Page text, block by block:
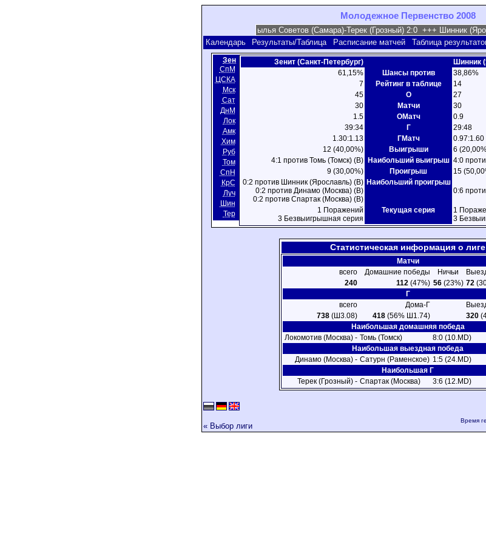
Молодежное Первенство 2008
Календарь Результаты/Таблица Расписание матчей Таблица
Зен
СпМ
ЦСКА
Мск
Сат
ДнМ
Лок
Амк
Хим
Руб
Том
СпН
КрС
Луч
Шин
Тер
Зенит (Санкт-Петербург)
Шинник
61,15%
Шансы против
38,86%
7
Рейтинг в таблице
14
45
О
27
30
Матчи
30
1.5
ОМатч
0.9
39:34
Г
29:48
1.30:1.13
ГМатч
0.97:1.60
12 (40,00%)
Выигрыши
6
4:1 против Томь (Томск) (В)
Наибольший выигрыш 4:0
9 (30,00%)
Проигрыш
15
0:2 против Шинник (Ярославль) (В)
0:2 против Динамо (Москва) (В)
0:2 против Спартак (Москва) (В)
Наибольший проигрыш
0:6
1 Поражений
3 Безвыигрышная серия
Текущая серия
1
3
Статистическая информация о лиге
Матчи
всего
Домашние победы Ничьи
240
112(47%) 56(23%) 72
Г
всего
Дома-Г
738(Ш3.08) 418(56% Ш1.74) 320
Наибольшая домашняя победа
Локомотив (Москва) - Томь (Томск)
8:0 (10.MD)
Наибольшая выездная победа
Динамо (Москва) - Сатурн (Раменское) 1:5 (24.MD)
Наибольшая Г
Терек (Грозный) - Спартак (Москва) 3:6 (12.MD)
« Выбор лиги
Время